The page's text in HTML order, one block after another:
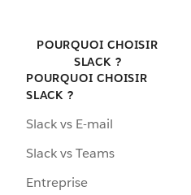
POURQUOI CHOISIR
SLACK ?
POURQUOI CHOISIR
SLACK ?
Slack vs E-mail
Slack vs Teams
Entreprise